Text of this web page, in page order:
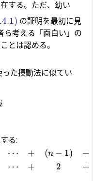
する。ただ、幼い
の証明を最初に見
考える「面白い」の
とは認める。
った摂動法に似てい
i
る:
⋯
⋯
+
+
(n − 1)
2
+
+